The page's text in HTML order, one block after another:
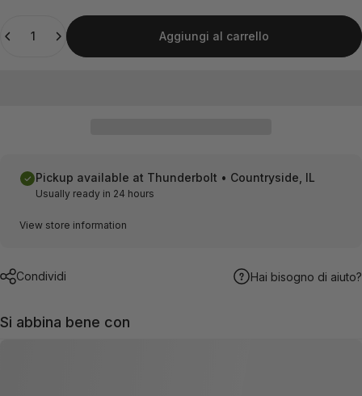
Aggiungi al carrello
Pickup available at Thunderbolt • Countryside, IL
Usually ready in 24 hours
View store information
Condividi Hai bisogno di aiuto?
Si abbina bene con